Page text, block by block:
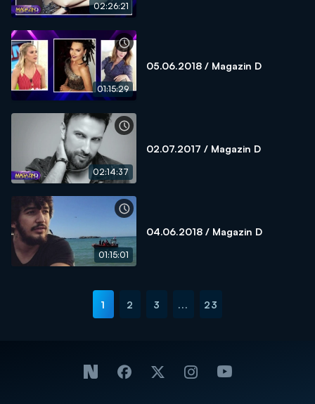
02:26:21
01:15:29
05.06.2018 / Magazin D
02:14:37
02.07.2017 / Magazin D
01:15:01
04.06.2018 / Magazin D
1 2 3 ... 23